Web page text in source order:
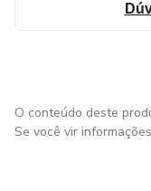
O conteúdo deste
Se você vir